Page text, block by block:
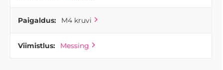
Paigaldus: M4 kruvi
Viimistlus: Messing